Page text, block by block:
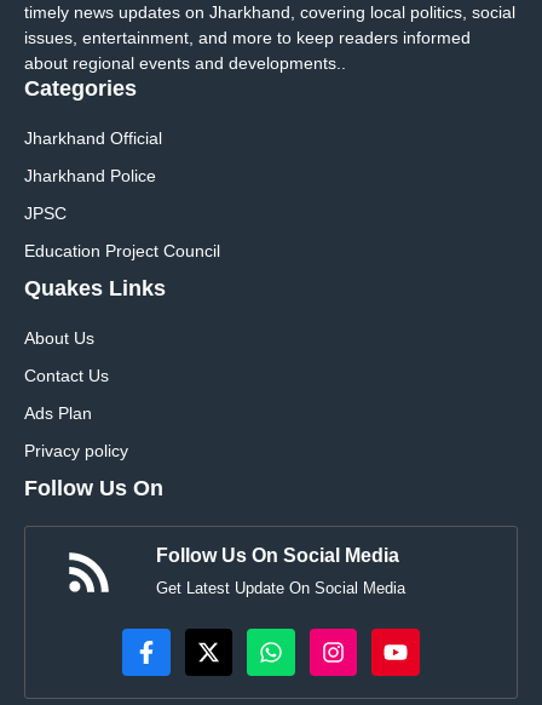
timely news updates on Jharkhand, covering local politics, social
issues, entertainment, and more to keep readers informed
about regional events and developments..
Categories
Jharkhand Official
Jharkhand Police
JPSC
Education Project Council
Quakes Links
About Us
Contact Us
Ads Plan
Privacy policy
Follow Us On
Follow Us On Social Media
Get Latest Update On Social Media